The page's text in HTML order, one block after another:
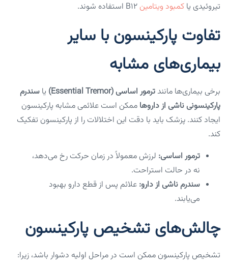
تیروئیدی یا کمبود ویتامین
تفاوت پارکینسون با سایر
بیماری‌های مشابه
برخی بیماری‌ها مانند ترمور اساسی (Essential Tremor) یا سندرم
پارکینسونی ناشی از داروها ممکن است علائمی مشابه پارکینسون
ایجاد کنند. پزشک باید با دقت این اختلالات را از پارکینسون تفکیک
کند.
ترمور اساسی: لرزش معمولاً در زمان حرکت رخ می‌دهد،
نه در حالت استراحت.
سندرم ناشی از دارو: علائم پس از قطع دارو بهبود
می‌یابند.
چالش‌های تشخیص پارکینسون
تشخیص پارکینسون ممکن است در مراحل اولیه دشوار باشد، زیرا: